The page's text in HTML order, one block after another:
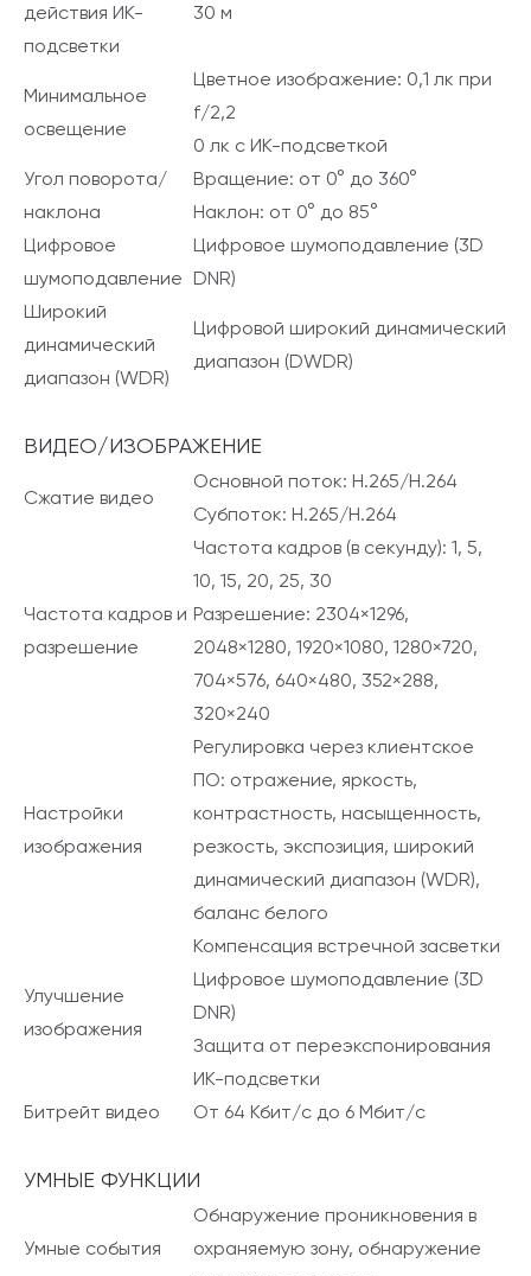
действия ИК-
подсветки
30 м
Минимальное
освещение
Цветное изображение: 0,1 лк при
f/2,2
0 лк с ИК-подсветкой
Угол поворота/
наклона
Вращение: от 0° до 360°
Наклон: от 0° до 85°
Цифровое
шумоподавление
Цифровое шумоподавление (3D
DNR)
Широкий
динамический
диапазон (WDR)
Цифровой широкий динамический
диапазон (DWDR)
ВИДЕО/ИЗОБРАЖЕНИЕ
Сжатие видео
Основной поток: H.265/H.264
Субпоток: H.265/H.264
Частота кадров и
разрешение
Частота кадров (в секунду): 1, 5,
10, 15, 20, 25, 30
Разрешение: 2304×1296,
2048×1280, 1920×1080, 1280×720,
704×576, 640×480, 352×288,
320×240
Настройки
изображения
Регулировка через клиентское
ПО: отражение, яркость,
контрастность, насыщенность,
резкость, экспозиция, широкий
динамический диапазон (WDR),
баланс белого
Улучшение
изображения
Компенсация встречной засветки
Цифровое шумоподавление (3D
DNR)
Защита от переэкспонирования
ИК-подсветки
Битрейт видео
От 64 Кбит/с до 6 Мбит/с
УМНЫЕ ФУНКЦИИ
Умные события
Обнаружение проникновения в
охраняемую зону, обнаружение